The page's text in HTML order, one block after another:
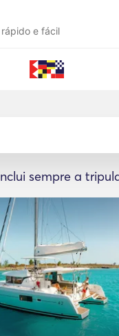
rápido e fácil
sempre a